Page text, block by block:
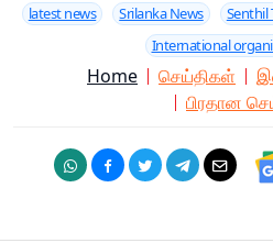
latest news Srilanka News Senthil
International
Home செய்திகள்
பிரதான